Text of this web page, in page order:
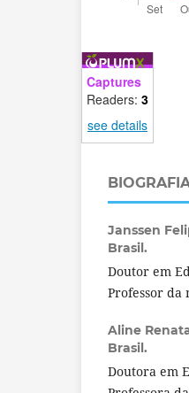
Captures
Readers: 3
see details
Janssen
Brasil.
Doutor em
Professor da
Aline
Brasil.
Doutora em